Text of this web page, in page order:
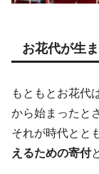
お花代が生
もともとお花代
から始まったと
それが時代とと
えるための寄付